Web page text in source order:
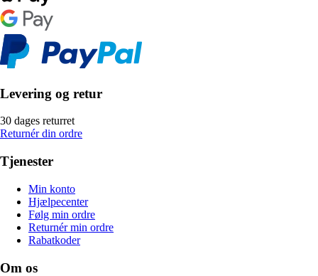
Levering og retur
30 dages returret
Returnér din ordre
Tjenester
Min konto
Hjælpecenter
Følg min ordre
Returnér min ordre
Rabatkoder
Om os